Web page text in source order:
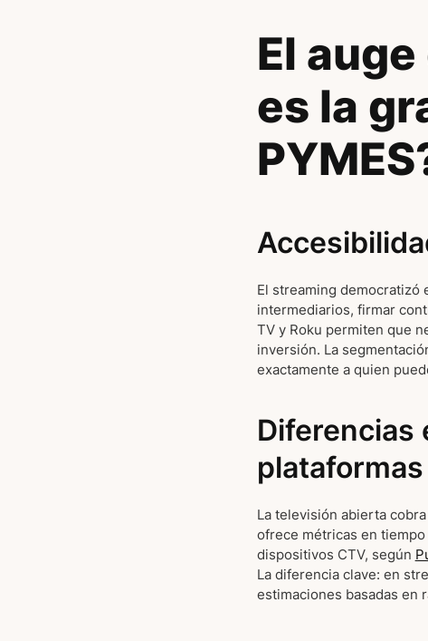
El
es la
El streaming democratizó
intermediarios, firmar
TV y Roku permiten que
inversión. La
exactamente a quien
Diferencias
La televisión abierta
ofrece métricas en
dispositivos CTV, según
La diferencia clave: en
estimaciones basadas en